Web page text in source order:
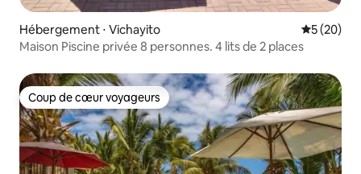
Hébergement ⋅ Vichayito
5 (20)
Maison Piscine privée 8 personnes. 4 lits de 2 places
Coup de cœur voyageurs
Coup de cœur voyageurs